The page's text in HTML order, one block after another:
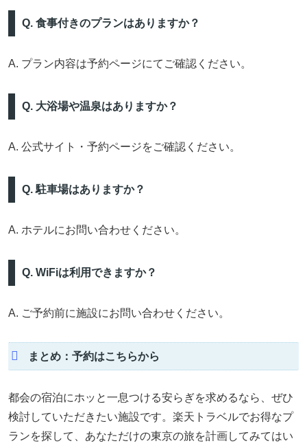
Q. 食事付きのプランはありますか？
A. プラン内容は予約ページにてご確認ください。
Q. 大浴場や温泉はありますか？
A. 公式サイト・予約ページをご確認ください。
Q. 駐車場はありますか？
A. ホテルにお問い合わせください。
Q. WiFiは利用できますか？
A. ご予約前に施設にお問い合わせください。
まとめ：予約はこちらから
都会の宿泊にホッと一息つける安らぎを求めるなら、ぜひ
検討していただきたい施設です。楽天トラベルでお得なプ
ランを探して、あなただけの東京の旅を計画してみてはい